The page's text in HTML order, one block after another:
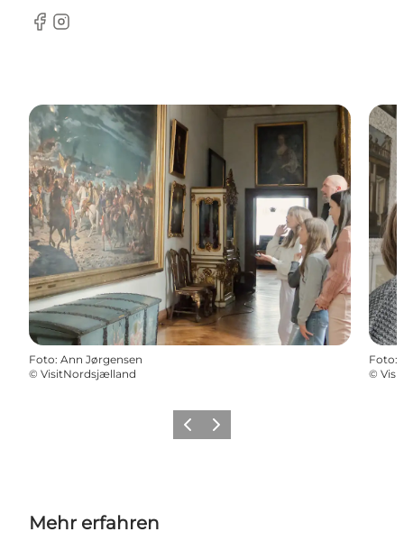
Facebook
Instagram
Foto: Ann Jørgensen
© VisitNordsjælland
Foto:
©
ZurückWeiter
Mehr erfahren